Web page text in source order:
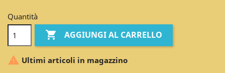
Quantità
 AGGIUNGI AL CARRELLO
 Ultimi articoli in magazzino